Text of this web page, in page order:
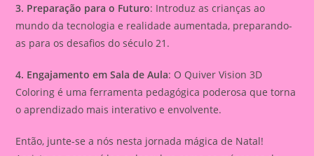
3. Preparação para o Futuro: Introduz as crianças ao
mundo da tecnologia e realidade aumentada, preparando-
as para os desafios do século 21.
4. Engajamento em Sala de Aula: O Quiver Vision 3D
Coloring é uma ferramenta pedagógica poderosa que torna
o aprendizado mais interativo e envolvente.
Então, junte-se a nós nesta jornada mágica de Natal!